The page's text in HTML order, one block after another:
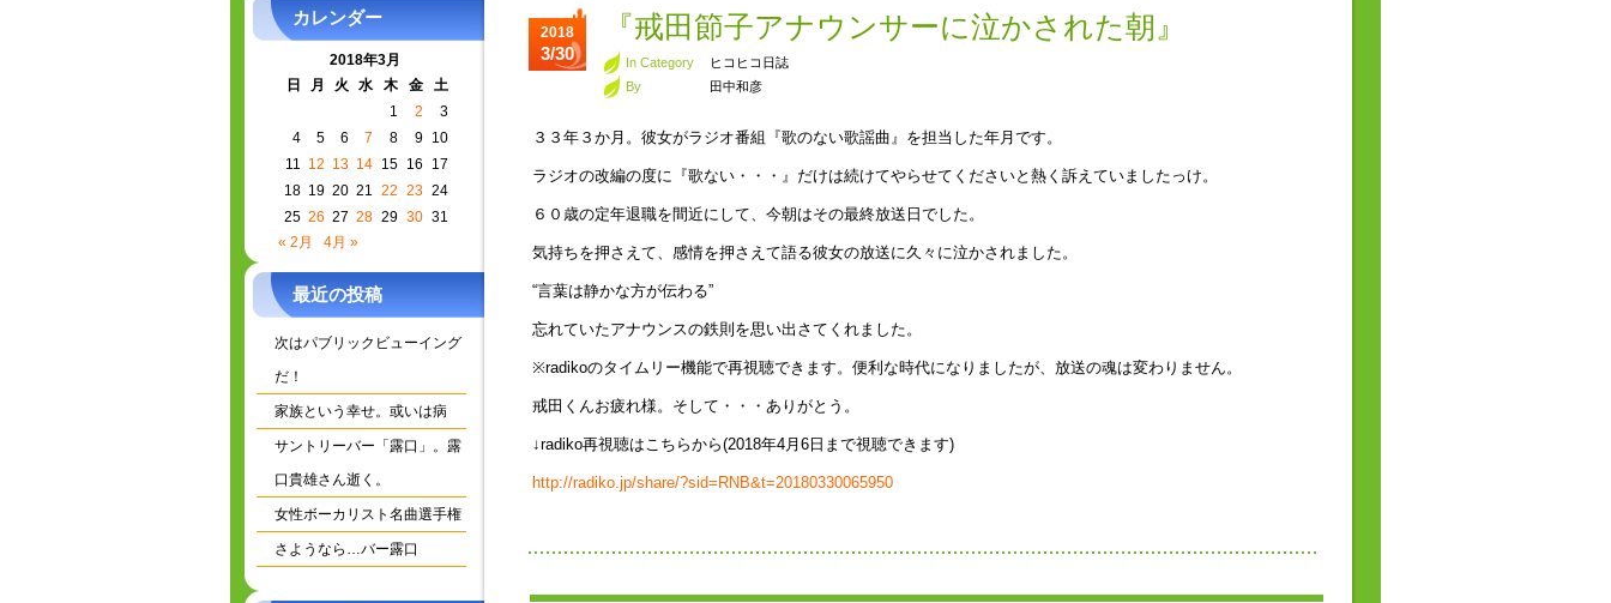
カレンダー
2018年3月
日
月 火 水 木 金
土
1
2
3
4
5 6 7 8 9
10
11 12 13 14 15 16
17
18 19 20 21 22 23 24
25 26 27 28 29 30 31
« 2月
4月 »
最近の投稿
次はパブリックビューイング
だ！
家族という幸せ。或いは病
サントリーバー「露口」。露
口貴雄さん逝く。
女性ボーカリスト名曲選手権
さようなら…バー露口
2018
3/30
『戒田節子アナウンサーに泣かされた朝』
In Category
ヒコヒコ日誌
By
田中和彦
３３年３か月。彼女がラジオ番組『歌のない歌謡曲』を担当した年月です。
ラジオの改編の度に『歌ない・・・』だけは続けてやらせてくださいと熱く訴えていましたっけ。
６０歳の定年退職を間近にして、今朝はその最終放送日でした。
気持ちを押さえて、感情を押さえて語る彼女の放送に久々に泣かされました。
“言葉は静かな方が伝わる”
忘れていたアナウンスの鉄則を思い出さてくれました。
※radikoのタイムリー機能で再視聴できます。便利な時代になりましたが、放送の魂は変わりません。
戒田くんお疲れ様。そして・・・ありがとう。
↓radiko再視聴はこちらから(2018年4月6日まで視聴できます)
http://radiko.jp/share/?sid=RNB&t=20180330065950